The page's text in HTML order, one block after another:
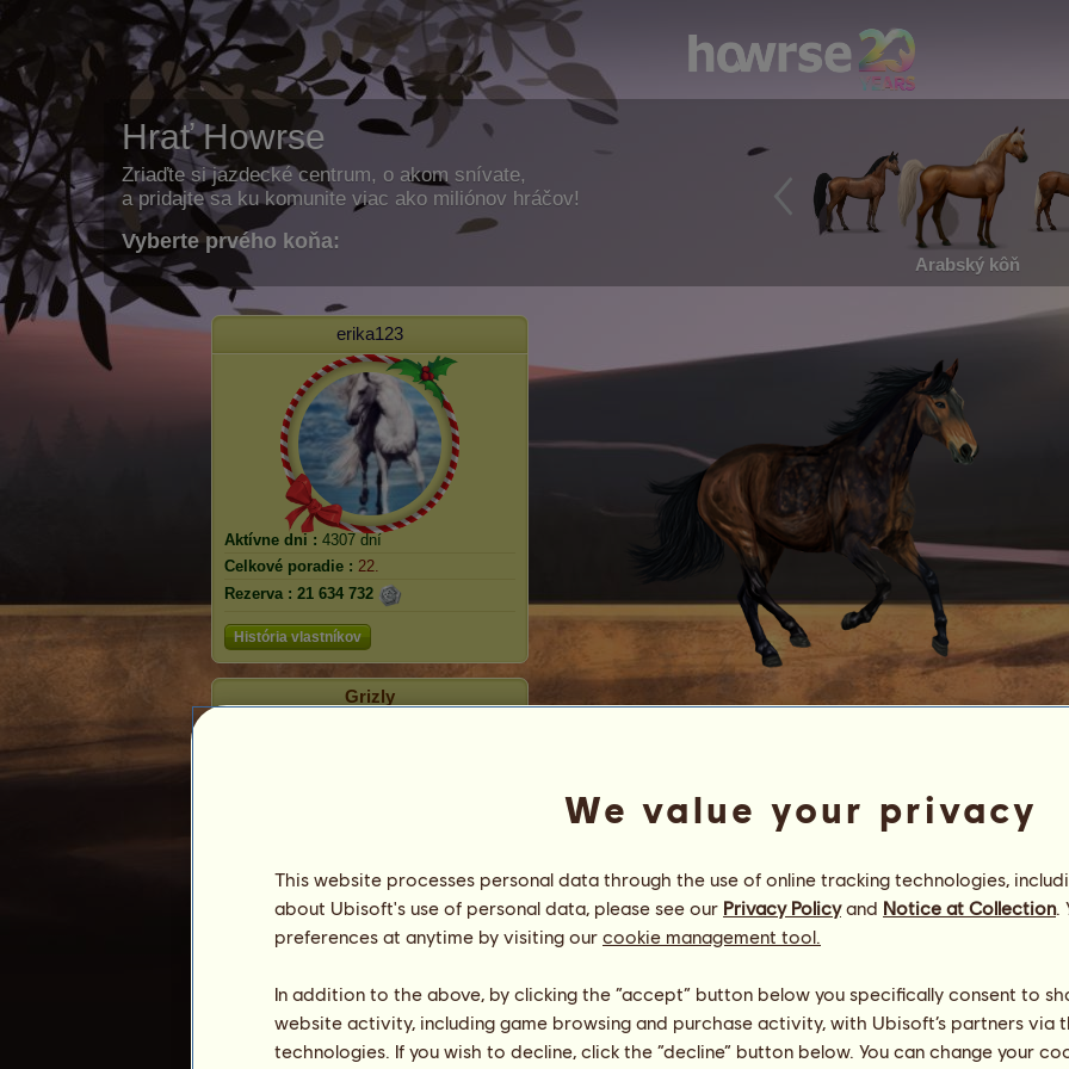
Hrať Howrse
Zriaďte si jazdecké centrum, o akom snívate,
a pridajte sa ku komunite viac ako miliónov hráčov!
Vyberte prvého koňa:
Arabský kôň
erika123
Aktívne dni : 4307 dní
Celkové poradie : 22.
Rezerva : 21 634 732
História vlastníkov
Grizly
Poradie
Celkové poradie
Energia 100%
Morálka
100 %
Schopnosti
rýchlosť
65.35
drezúra
99.58
218.83
We value your privacy
This website processes personal data through the use of online tracking technologies,
about Ubisoft's use of personal data, please see our Privacy Policyand Notice at Collection.
preferences at anytime by visiting our cookie management tool.
In addition to the above, by clicking the “accept” button below you specifically consent to
website activity, including game browsing and purchase activity, with Ubisoft’s partners via
technologies. If you wish to decline, click the “decline” button below. You can change your